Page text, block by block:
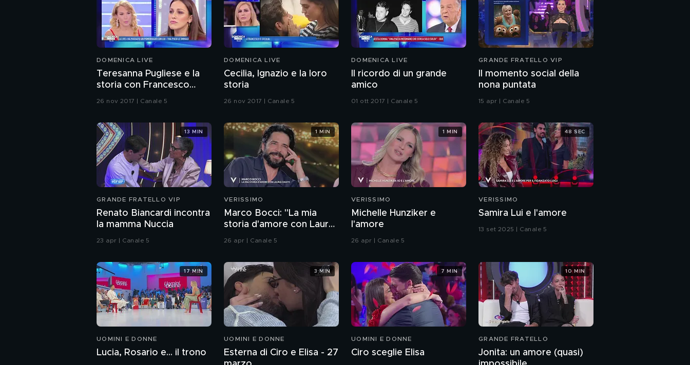
DOMENICA LIVE
Teresanna Pugliese e la
storia con Francesco
26 nov 2017 | Canale 5
DOMENICA LIVE
Cecilia, Ignazio e la loro
storia
26 nov 2017 | Canale 5
DOMENICA LIVE
Il ricordo di un grande
amico
01 ott 2017 | Canale 5
GRANDE FRATELLO VIP
Il momento social della
nona puntata
15 apr | Canale 5
GRANDE FRATELLO VIP
Renato Biancardi incontra
la mamma Nuccia
23 apr | Canale 5
13 MIN
VERISSIMO
Marco Bocci: "La mia
storia d'amore con Laura
Chiatti"
26 apr | Canale 5
1 MIN
VERISSIMO
Michelle Hunziker e
l'amore
26 apr | Canale 5
1 MIN
VERISSIMO
Samira Lui e l'amore
13 set 2025 | Canale 5
48 SEC
UOMINI E DONNE
Lucia, Rosario e... il trono
17 MIN
UOMINI E DONNE
Esterna di Ciro e Elisa - 27
3 MIN
UOMINI E DONNE
Ciro sceglie Elisa
7 MIN
GRANDE FRATELLO
Jonita: un amore (quasi)
10 MIN